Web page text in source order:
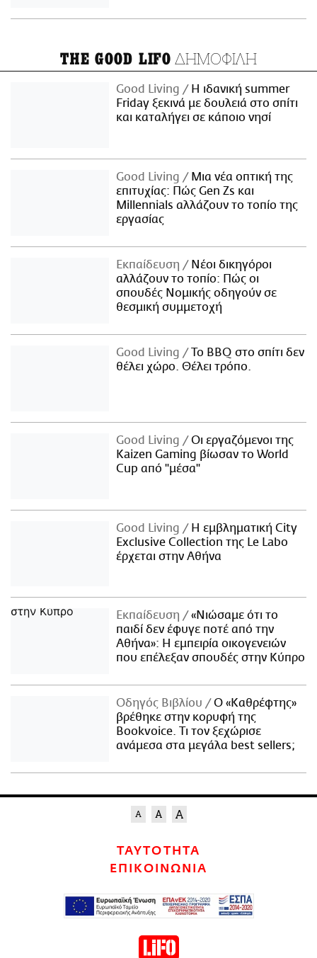
THE GOOD LIFO ΔΗΜΟΦΙΛΗ
Good Living
Η ιδανική summer
Friday ξεκινά με δουλειά στο σπίτι
και καταλήγει σε κάποιο νησί
Good Living
Μια νέα οπτική της
επιτυχίας: Πώς Gen Zs και
Millennials αλλάζουν το τοπίο της
εργασίας
Εκπαίδευση
Νέοι δικηγόροι
αλλάζουν το τοπίο: Πώς οι
σπουδές Νομικής οδηγούν σε
θεσμική συμμετοχή
Good Living
Το BBQ στο σπίτι δεν
θέλει χώρο. Θέλει τρόπο.
Good Living
Οι εργαζόμενοι της
Kaizen Gaming βίωσαν το World
Cup από "μέσα"
Good Living
Η εμβληματική City
Exclusive Collection της Le Labo
έρχεται στην Αθήνα
Εκπαίδευση
«Νιώσαμε ότι το
παιδί δεν έφυγε ποτέ από την
Αθήνα»: Η εμπειρία οικογενειών
που επέλεξαν σπουδές στην Κύπρο
Οδηγός Βιβλίου
Ο «Καθρέφτης»
βρέθηκε στην κορυφή της
Bookvoice. Τι τον ξεχώρισε
ανάμεσα στα μεγάλα best sellers;
ΤΑΥΤΟΤΗΤΑ
ΕΠΙΚΟΙΝΩΝΙΑ